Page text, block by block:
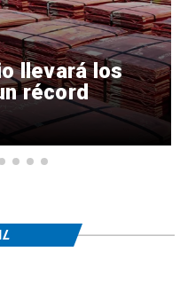
llevará los
récord